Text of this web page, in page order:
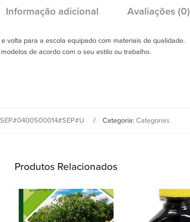
Informação adicional Avaliações (0)
volta para a escola equipado com materiais de qualidade.
de acordo com o seu estilo ou trabalho.
Categoria: Categorias
Produtos Relacionados